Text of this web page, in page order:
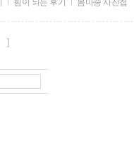
힘이 되는 후기 봄마중 사진첩
]